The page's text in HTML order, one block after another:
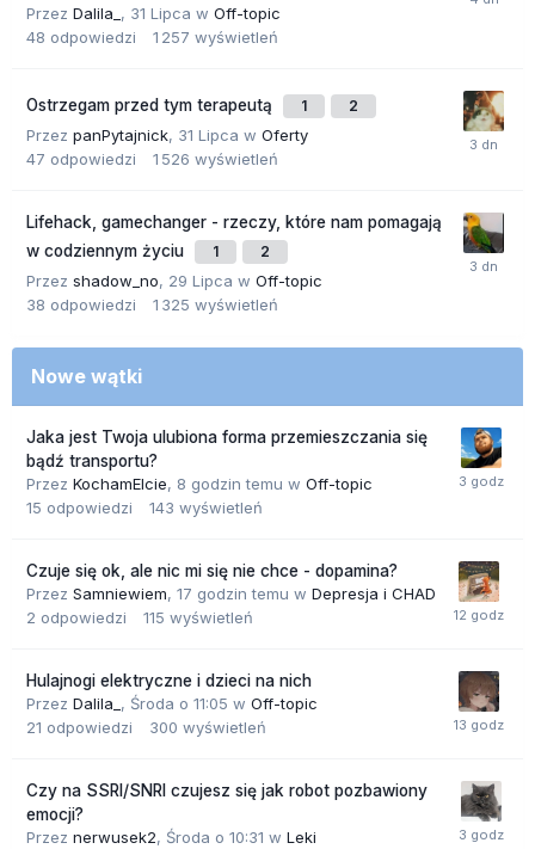
Przez Dalila_ , 31 Lipca w Off-topic
48 odpowiedzi 1 257 wyświetleń
Ostrzegam przed tym terapeutą 1 2
Przez panPytajnick, 31 Lipca w Oferty
47 odpowiedzi 1 526 wyświetleń
Lifehack, gamechanger - rzeczy, które nam pomagają
w codziennym życiu
1 2
Przez shadow_no, 29 Lipca w Off-topic
38 odpowiedzi 1 325 wyświetleń
Nowe wątki
Jaka jest Twoja ulubiona forma przemieszczania się
bądź transportu?
Przez KochamElcie, 8 godzin temu w Off-topic
15 odpowiedzi 143 wyświetleń
Czuje się ok, ale nic mi się nie chce - dopamina?
Przez Samniewiem, 17 godzin temu w Depresja i CHAD
2 odpowiedzi 115 wyświetleń
Hulajnogi elektryczne i dzieci na nich
Przez Dalila_ , Środa o 11:05 w Off-topic
21 odpowiedzi 300 wyświetleń
Czy na SSRI/SNRI czujesz się jak robot pozbawiony
emocji?
Przez nerwusek2, Środa o 10:31 w Leki